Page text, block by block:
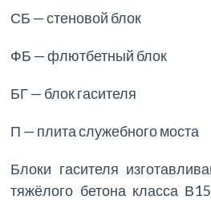
СБ — стеновой блок
ФБ — флютбетный блок
БГ — блок гасителя
П — плита служебного моста
Блоки гасителя
тяжёлого бетона класса